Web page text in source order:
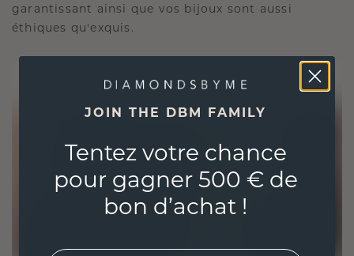
garantissant ainsi que vos bijoux sont aussi
éthiques qu'exquis.
JOIN THE DBM FAMILY
Tentez votre chance
pour gagner 500 € de
bon d’achat !